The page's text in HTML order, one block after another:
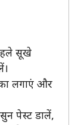
सूखे
लगाएं और
पेस्ट डालें,